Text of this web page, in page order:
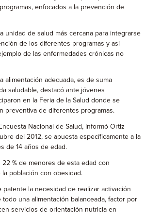
enfocados a la prevención de
unidad de salud más cercana para integrarse
de los diferentes programas y así
de las enfermedades crónicas no
alimentación adecuada, es de suma
saludable, destacó ante jóvenes
en la Feria de la Salud donde se
preventiva de diferentes programas.
Nacional de Salud, informó Ortiz
del 2012, se apuesta específicamente a la
de 14 años de edad.
% de menores de esta edad con
la población con obesidad.
patente la necesidad de realizar activación
una alimentación balanceada, factor por
servicios de orientación nutricia en